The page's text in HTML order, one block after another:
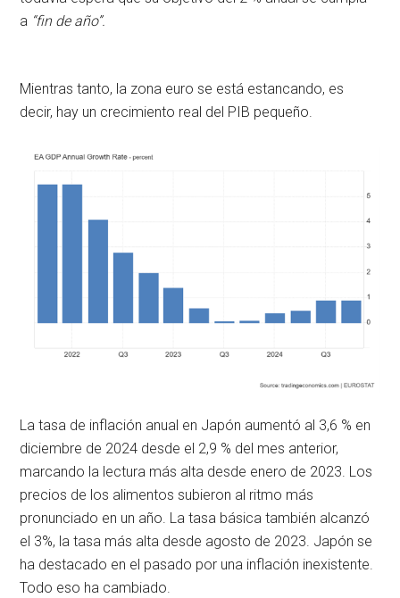
a “fin de año”.
Mientras tanto, la zona euro se está estancando, es
decir, hay un crecimiento real del PIB pequeño.
La tasa de inflación anual en Japón aumentó al 3,6 % en
diciembre de 2024 desde el 2,9 % del mes anterior,
marcando la lectura más alta desde enero de 2023. Los
precios de los alimentos subieron al ritmo más
pronunciado en un año. La tasa básica también alcanzó
el 3%, la tasa más alta desde agosto de 2023. Japón se
ha destacado en el pasado por una inflación inexistente.
Todo eso ha cambiado.